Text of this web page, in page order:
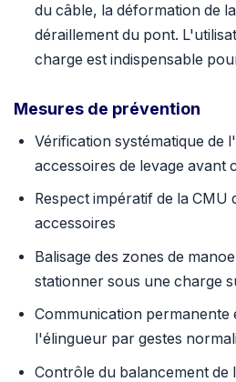
du câble, la déformation de
déraillement du pont.
charge est indispensable
Mesures de prévention
Vérification systématique de
accessoires de levage avant
Respect impératif de la CMU
accessoires
Balisage des zones de
stationner sous une charge
Communication permanente
l'élingueur par gestes
Contrôle du balancement de